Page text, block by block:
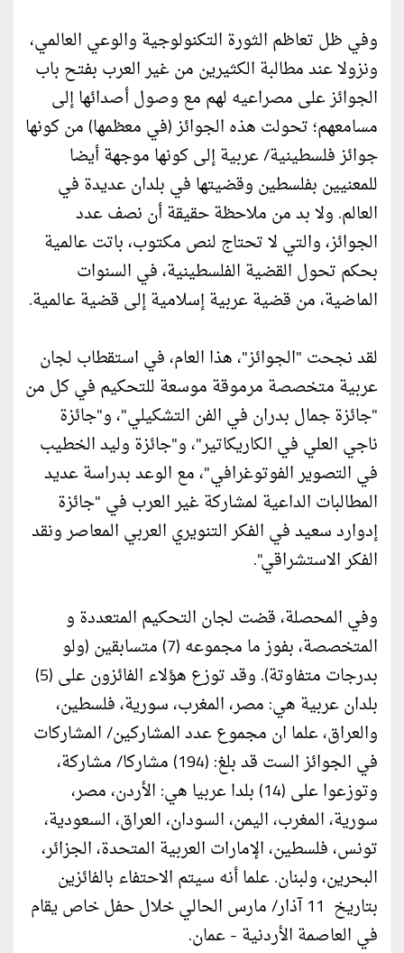
وفي ظل تعاظم الثورة التكنولوجية والوعي العالمي،
ونزولا عند مطالبة الكثيرين من غير العرب بفتح باب
الجوائز على مصراعيه لهم مع وصول أصدائها إلى
مسامعهم؛ تحولت هذه الجوائز (في معظمها) من كونها
جوائز فلسطينية/ عربية إلى كونها موجهة أيضا
للمعنيين بفلسطين وقضيتها في بلدان عديدة في
العالم. ولا بد من ملاحظة حقيقة أن نصف عدد
الجوائز، والتي لا تحتاج لنص مكتوب، باتت عالمية
بحكم تحول القضية الفلسطينية، في السنوات
الماضية، من قضية عربية إسلامية إلى قضية عالمية.
لقد نجحت "الجوائز"، هذا العام، في استقطاب لجان
عربية متخصصة مرموقة موسعة للتحكيم في كل من
"جائزة جمال بدران في الفن التشكيلي"، و"جائزة
ناجي العلي في الكاريكاتير"، و"جائزة وليد الخطيب
في التصوير الفوتوغرافي"، مع الوعد بدراسة عديد
المطالبات الداعية لمشاركة غير العرب في "جائزة
إدوارد سعيد في الفكر التنويري العربي المعاصر ونقد
الفكر الاستشراقي".
وفي المحصلة، قضت لجان التحكيم المتعددة و
المتخصصة، بفوز ما مجموعه (7) متسابقين (ولو
بدرجات متفاوتة). وقد توزع هؤلاء الفائزون على (5)
بلدان عربية هي: مصر، المغرب، سورية، فلسطين،
والعراق، علما ان مجموع عدد المشاركين/ المشاركات
في الجوائز الست قد بلغ: (194) مشاركا/ مشاركة،
وتوزعوا على (14) بلدا عربيا هي: الأردن، مصر،
سورية، المغرب، اليمن، السودان، العراق، السعودية،
تونس، فلسطين، الإمارات العربية المتحدة، الجزائر،
البحرين، ولبنان. علما أنه سيتم الاحتفاء بالفائزين
بتاريخ 11 آذار/ مارس الحالي خلال حفل خاص يقام
في العاصمة الأردنية - عمان.